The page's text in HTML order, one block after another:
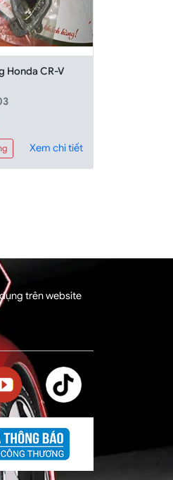
Honda CR-V
Xem chi tiết
trên website